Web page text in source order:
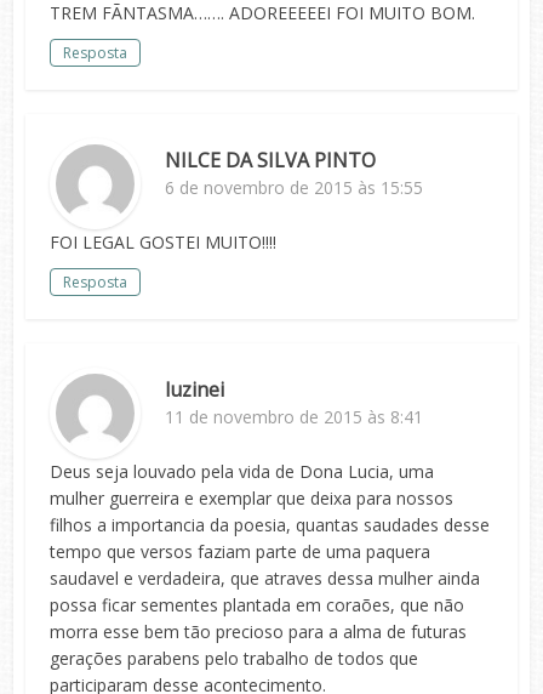
TREM FÃNTASMA……. ADOREEEEEI FOI MUITO BOM.
Resposta
NILCE DA SILVA PINTO
6 de novembro de 2015 às 15:55
FOI LEGAL GOSTEI MUITO!!!!
Resposta
luzinei
11 de novembro de 2015 às 8:41
Deus seja louvado pela vida de Dona Lucia, uma
mulher guerreira e exemplar que deixa para nossos
filhos a importancia da poesia, quantas saudades desse
tempo que versos faziam parte de uma paquera
saudavel e verdadeira, que atraves dessa mulher ainda
possa ficar sementes plantada em coraões, que não
morra esse bem tão precioso para a alma de futuras
gerações parabens pelo trabalho de todos que
participaram desse acontecimento.